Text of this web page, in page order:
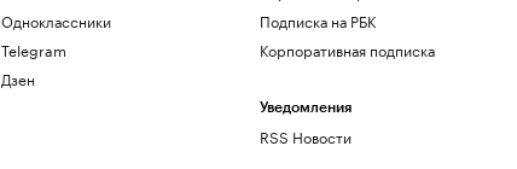
Одноклассники
Telegram
Дзен
Подписка на РБК
Корпоративная подписка
Уведомления
RSS Новости